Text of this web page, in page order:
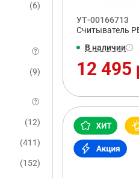
(6)
(9)
(12)
(411)
(152)
УТ-00166713
Считыватель
В наличии
12 495